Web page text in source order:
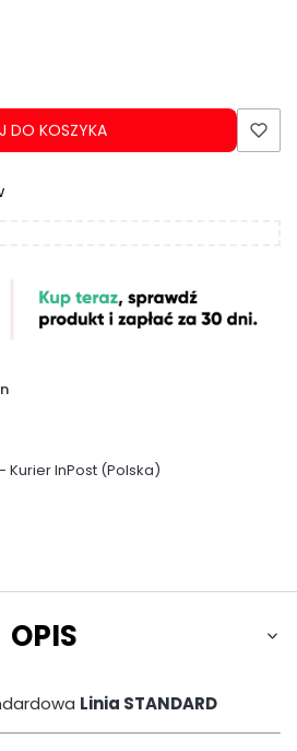
DO KOSZYKA
- Kurier InPost (Polska)
OPIS
Linia STANDARD